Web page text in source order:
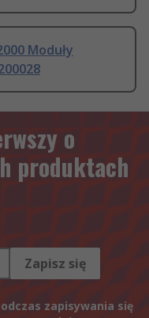
Moduły
o
produktach
Zapisz się
zapisywania się